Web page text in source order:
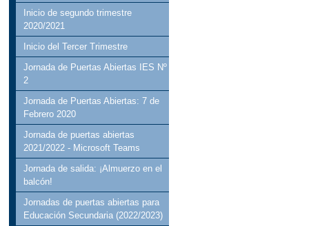
Inicio de segundo trimestre
2020/2021
Inicio del Tercer Trimestre
Jornada de Puertas Abiertas IES Nº
2
Jornada de Puertas Abiertas: 7 de
Febrero 2020
Jornada de puertas abiertas
2021/2022 - Microsoft Teams
Jornada de salida: ¡Almuerzo en el
balcón!
Jornadas de puertas abiertas para
Educación Secundaria (2022/2023)